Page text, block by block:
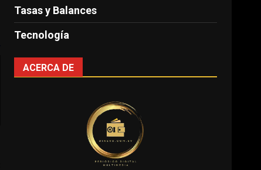
Tasas y Balances
Tecnología
ACERCA DE